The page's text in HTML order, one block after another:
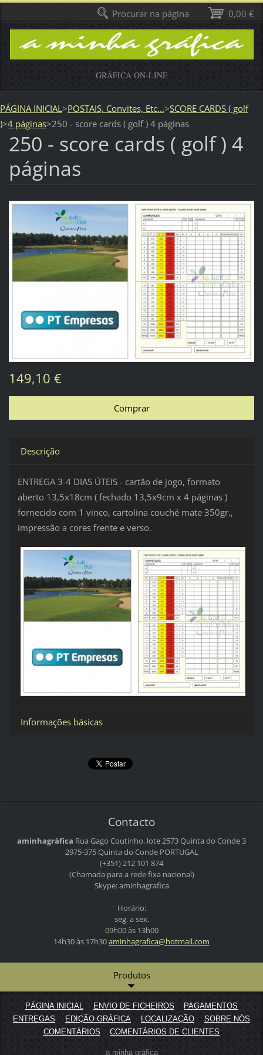
GRÁFICA ON-LINE
PÁGINA INICIAL >POSTAIS, Convites, Etc...>SCORE CARDS ( golf
)>4 páginas>250 - score cards ( golf ) 4 páginas
250 - score cards ( golf ) 4
páginas
149,10 €
Descrição
ENTREGA 3-4 DIAS ÚTEIS - cartão de jogo, formato
aberto 13,5x18cm ( fechado 13,5x9cm x 4 páginas )
fornecido com 1 vinco, cartolina couché mate 350gr.,
impressão a cores frente e verso.
Informações básicas
Contacto
aminhagráfica Rua Gago Coutinho, lote 2573Quinta do Conde 3
2975-375 Quinta do CondePORTUGAL
(+351) 212 101 874
(Chamada para a rede fixa nacional)
Skype: aminhagrafica
Horário:
seg. a sex.
09h00 às 13h00
14h30 às 17h30aminhagrafica@hotmail.com
Produtos
PÁGINA INICIAL ENVIO DE FICHEIROS
PAGAMENTOS
ENTREGAS
EDIÇÃO GRÁFICA LOCALIZAÇÃO
SOBRE NÓS
COMENTÁRIOS
COMENTÁRIOS DE CLIENTES
a minha gráfica
0,00 €
Procurar na página